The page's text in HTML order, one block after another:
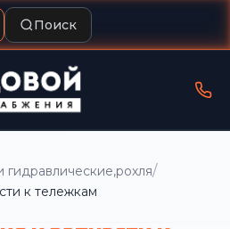
Поиск
гидравлические,рохля/
к тележкам